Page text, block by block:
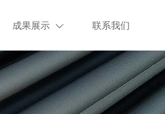
成果展示  联系我们